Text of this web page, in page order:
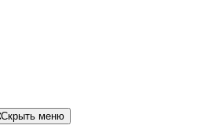
Скрыть меню